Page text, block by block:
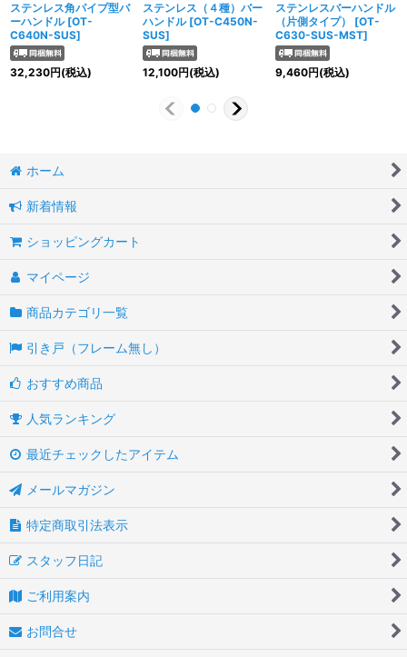
ステンレス角パイプ型バ
ーハンドル [OT-
C640N-SUS]
32,230円(税込)
ステンレス（４種）バー
ハンドル [OT-C450N-
SUS]
12,100円(税込)
ステンレスバーハンドル
（片側タイプ）
[OT-
C630-SUS-MST]
9,460円(税込)
ホーム
新着情報
ショッピングカート
マイページ
商品カテゴリ一覧
引き戸（フレーム無し）
おすすめ商品
人気ランキング
最近チェックしたアイテム
メールマガジン
特定商取引法表示
スタッフ日記
ご利用案内
お問合せ